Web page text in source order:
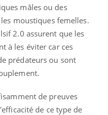
mâles ou des
moustiques femelles.
2.0 assurent que les
à les éviter car ces
prédateurs ou sont
de preuves
de ce type de